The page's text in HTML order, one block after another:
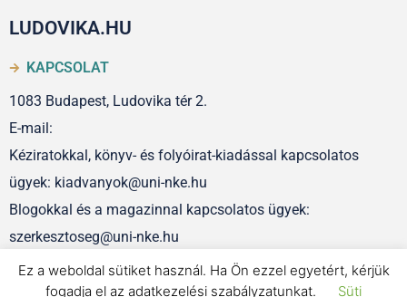
LUDOVIKA.HU
KAPCSOLAT
1083 Budapest, Ludovika tér 2.
E-mail:
Kéziratokkal, könyv- és folyóirat-kiadással kapcsolatos
ügyek: kiadvanyok@uni-nke.hu
Blogokkal és a magazinnal kapcsolatos ügyek:
szerkesztoseg@uni-nke.hu
Ez a weboldal sütiket használ. Ha Ön ezzel egyetért, kérjük
fogadja el az adatkezelési szabályzatunkat.
Süti